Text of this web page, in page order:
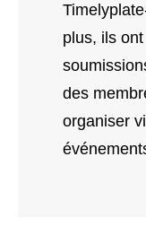
plus, ils
des
organiser